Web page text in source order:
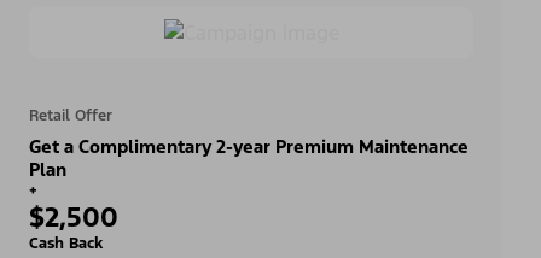
Retail Offer
Get a Complimentary 2-year Premium Maintenance
Plan
+
$2,500
Cash Back